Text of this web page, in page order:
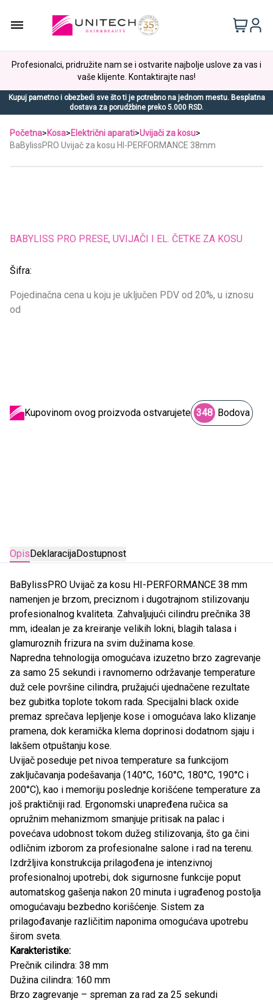
Profesionalci, pridružite nam se i ostvarite najbolje uslove za vas i
vaše klijente. Kontaktirajte nas!
Kupuj pametno i obezbedi sve što ti je potrebno na jednom mestu. Besplatna
dostava za porudžbine preko 5.000 RSD.
Početna>Kosa>Električni aparati>Uvijači za kosu>
BaBylissPRO Uvijač za kosu HI-PERFORMANCE 38mm
BABYLISS PRO PRESE, UVIJAČI I EL. ČETKE ZA KOSU
Šifra:
Pojedinačna cena u koju je uključen PDV od 20%, u iznosu
od
Kupovinom ovog proizvoda ostvarujete 348 Bodova
OpisDeklaracijaDostupnost
BaBylissPRO Uvijač za kosu HI-PERFORMANCE 38 mm
namenjen je brzom, preciznom i dugotrajnom stilizovanju
profesionalnog kvaliteta. Zahvaljujući cilindru prečnika 38
mm, idealan je za kreiranje velikih lokni, blagih talasa i
glamuroznih frizura na svim dužinama kose.
Napredna tehnologija omogućava izuzetno brzo zagrevanje
za samo 25 sekundi i ravnomerno održavanje temperature
duž cele površine cilindra, pružajući ujednačene rezultate
bez gubitka toplote tokom rada. Specijalni black oxide
premaz sprečava lepljenje kose i omogućava lako klizanje
pramena, dok keramička klema doprinosi dodatnom sjaju i
lakšem otpuštanju kose.
Uvijač poseduje pet nivoa temperature sa funkcijom
zaključavanja podešavanja (140°C, 160°C, 180°C, 190°C i
200°C), kao i memoriju poslednje korišćene temperature za
još praktičniji rad. Ergonomski unapređena ručica sa
opružnim mehanizmom smanjuje pritisak na palac i
povećava udobnost tokom dužeg stilizovanja, što ga čini
odličnim izborom za profesionalne salone i rad na terenu.
Izdržljiva konstrukcija prilagođena je intenzivnoj
profesionalnoj upotrebi, dok sigurnosne funkcije poput
automatskog gašenja nakon 20 minuta i ugrađenog postolja
omogućavaju bezbedno korišćenje. Sistem za
prilagođavanje različitim naponima omogućava upotrebu
širom sveta.
Karakteristike:
Prečnik cilindra: 38 mm
Dužina cilindra: 160 mm
Brzo zagrevanje – spreman za rad za 25 sekundi